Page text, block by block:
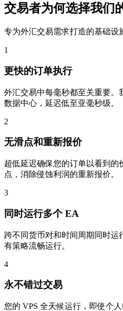
交易者为何选择我们
专为外汇交易需求打造的基础设
1
更快的订单执行
外汇交易中每毫秒都至关重要。
数据中心，延迟低至亚毫秒级。
2
无滑点和重新报价
超低延迟确保您的订单以看到的
点，消除侵蚀利润的重新报价。
3
同时运行多个 EA
跨不同货币对和时间周期同时
有策略流畅运行。
4
永不错过交易
您的 VPS 全天候运行，即使个